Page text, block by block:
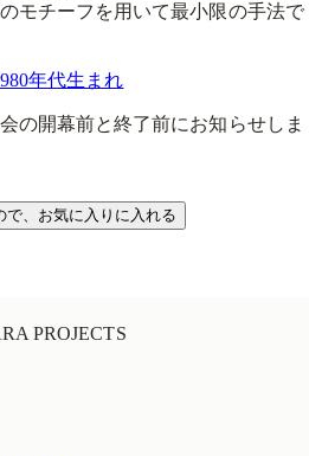
モチーフを用いて最小限の手法で
年代生まれ
の開幕前と終了前にお知らせしま
で、お気に入りに入れる
PROJECTS